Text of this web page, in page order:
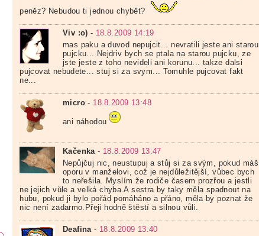
peněz? Nebudou ti jednou chybět?
Viv :o) - 18.8.2009 14:19
mas paku a duvod nepujcit... nevratili jeste ani starou
pujcku... Nejdriv bych se ptala na starou pujcku, ze
jste jeste z toho nevideli ani korunu... takze dalsi
pujcovat nebudete... stuj si za svym... Tomuhle pujcovat fakt
ne...
micro - 18.8.2009 13:48
ani náhodou
Kačenka- 18.8.2009 13:47
Nepůjčuj nic, neustupuj a stůj si za svým, pokud máš
oporu v manželovi, což je nejdůležitější, vůbec bych
to neřešila. Myslím že rodiče časem prozřou a jestli
ne jejich vůle a velká chyba.A sestra by taky měla spadnout na
hubu, pokud ji bylo pořád pomáháno a přáno, měla by poznat že
nic není zadarmo.Přeji hodně štěstí a silnou vůli.
Deafina- 18.8.2009 13:40